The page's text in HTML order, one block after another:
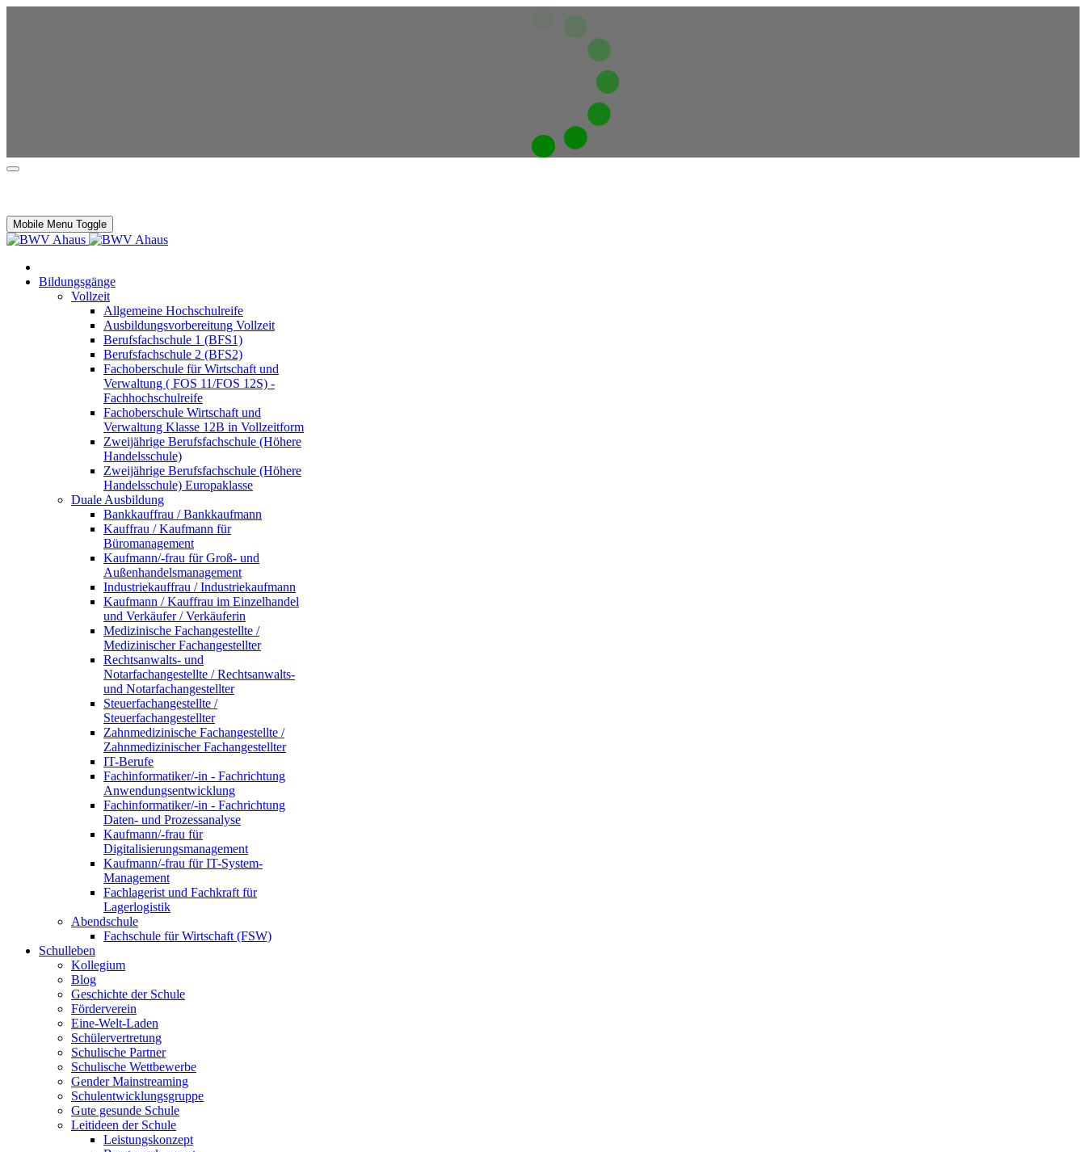
Mobile Menu Toggle
Bildungsgänge
Vollzeit
Allgemeine Hochschulreife
Ausbildungsvorbereitung Vollzeit
Berufsfachschule 1 (BFS1)
Berufsfachschule 2 (BFS2)
Fachoberschule für Wirtschaft und
Verwaltung ( FOS 11/FOS 12S) -
Fachhochschulreife
Fachoberschule Wirtschaft und
Verwaltung Klasse 12B in Vollzeitform
Zweijährige Berufsfachschule (Höhere
Handelsschule)
Zweijährige Berufsfachschule (Höhere
Handelsschule) Europaklasse
Duale Ausbildung
Bankkauffrau / Bankkaufmann
Kauffrau / Kaufmann für
Büromanagement
Kaufmann/-frau für Groß- und
Außenhandelsmanagement
Industriekauffrau / Industriekaufmann
Kaufmann / Kauffrau im Einzelhandel
und Verkäufer / Verkäuferin
Medizinische Fachangestellte /
Medizinischer Fachangestellter
Rechtsanwalts- und
Notarfachangestellte / Rechtsanwalts-
und Notarfachangestellter
Steuerfachangestellte /
Steuerfachangestellter
Zahnmedizinische Fachangestellte /
Zahnmedizinischer Fachangestellter
IT-Berufe
Fachinformatiker/-in - Fachrichtung
Anwendungsentwicklung
Fachinformatiker/-in - Fachrichtung
Daten- und Prozessanalyse
Kaufmann/-frau für
Digitalisierungsmanagement
Kaufmann/-frau für IT-System-
Management
Fachlagerist und Fachkraft für
Lagerlogistik
Abendschule
Fachschule für Wirtschaft (FSW)
Schulleben
Kollegium
Blog
Geschichte der Schule
Förderverein
Eine-Welt-Laden
Schülervertretung
Schulische Partner
Schulische Wettbewerbe
Gender Mainstreaming
Schulentwicklungsgruppe
Gute gesunde Schule
Leitideen der Schule
Leistungskonzept